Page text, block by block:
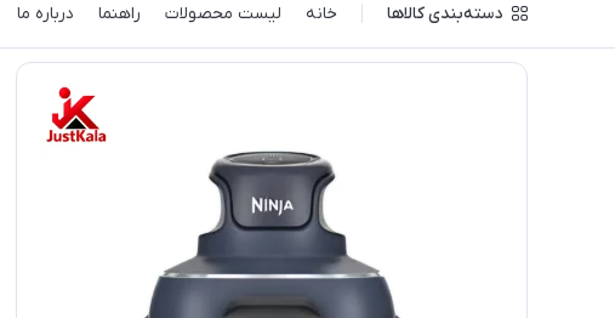
دسته‌بندی کالاها خانه لیست محصولات راهنما درباره ما
فروشگاه اینترنتی جاست کالا پخت و پز سرخ کن سرخ کن نینجا مدل Crispi FN101